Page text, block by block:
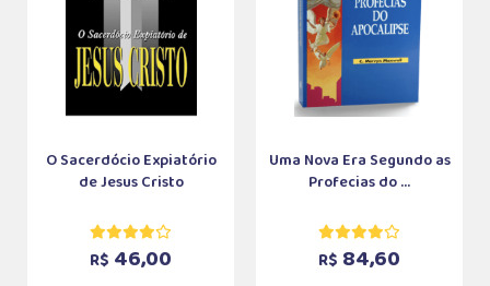
O Sacerdócio Expiatório
de Jesus Cristo
R$ 46,00
Uma Nova Era Segundo as
Profecias do ...
R$ 84,60